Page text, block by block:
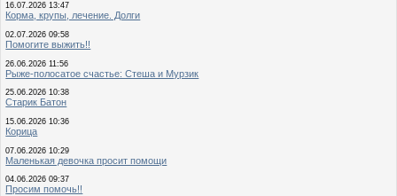
16.07.2026 13:47
Корма, крупы, лечение. Долги
02.07.2026 09:58
Помогите выжить!!
26.06.2026 11:56
Рыже-полосатое счастье: Стеша и Мурзик
25.06.2026 10:38
Старик Батон
15.06.2026 10:36
Корица
07.06.2026 10:29
Маленькая девочка просит помощи
04.06.2026 09:37
Просим помочь!!